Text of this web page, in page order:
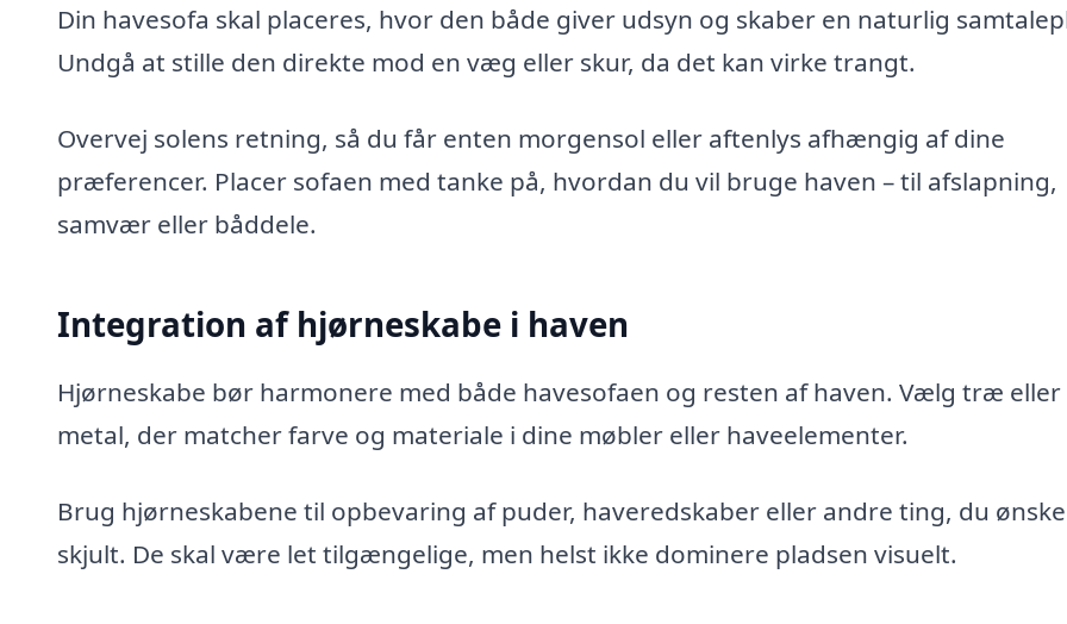
Din havesofa skal placeres, hvor den både giver udsyn og skaber en naturlig
Undgå at stille den direkte mod en væg eller skur, da det kan virke trangt.
Overvej solens retning, så du får enten morgensol eller aftenlys afhængig af dine
præferencer. Placer sofaen med tanke på, hvordan du vil bruge haven – til afslapning,
samvær eller båddele.
Integration af hjørneskabe i haven
Hjørneskabe bør harmonere med både havesofaen og resten af haven. Vælg træ eller
metal, der matcher farve og materiale i dine møbler eller haveelementer.
Brug hjørneskabene til opbevaring af puder, haveredskaber eller andre ting, du
skjult. De skal være let tilgængelige, men helst ikke dominere pladsen visuelt.